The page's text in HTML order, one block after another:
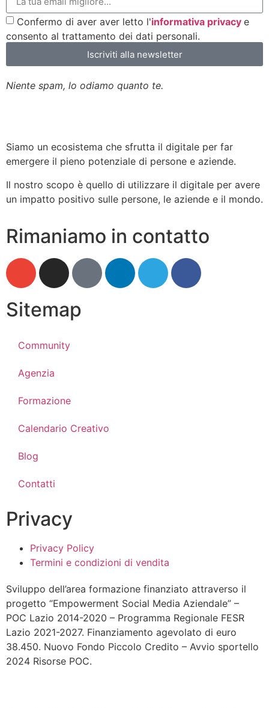
Confermo di aver aver letto l'informativa privacy e
consento al trattamento dei dati personali.
Iscriviti alla newsletter
Niente spam, lo odiamo quanto te.
Siamo un ecosistema che sfrutta il digitale per far
emergere il pieno potenziale di persone e aziende.
Il nostro scopo è quello di utilizzare il digitale per avere
un impatto positivo sulle persone, le aziende e il mondo.
Rimaniamo in contatto
Sitemap
Community
Agenzia
Formazione
Calendario Creativo
Blog
Contatti
Privacy
Privacy Policy
Termini e condizioni di vendita
Sviluppo dell’area formazione finanziato attraverso il
progetto “Empowerment Social Media Aziendale” –
POC Lazio 2014-2020 – Programma Regionale FESR
Lazio 2021-2027. Finanziamento agevolato di euro
38.450. Nuovo Fondo Piccolo Credito – Avvio sportello
2024 Risorse POC.